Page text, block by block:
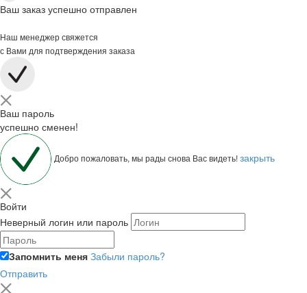
Ваш заказ успешно отправлен
Наш менеджер свяжется
с Вами для подтверждения заказа
Ваш пароль
успешно сменен!
Добро пожаловать, мы рады снова Вас видеть!закрыть
Войти
Неверный логин или пароль
Запомнить меня Забыли пароль?
Отправить